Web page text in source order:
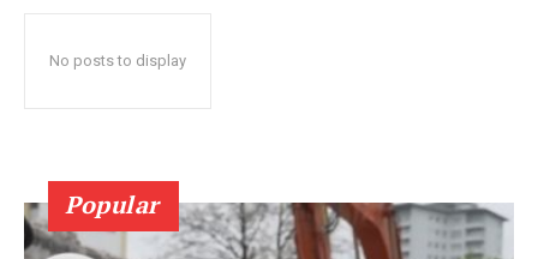
No posts to display
Popular